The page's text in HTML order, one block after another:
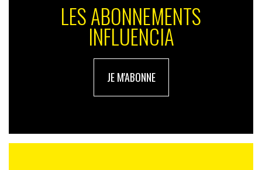
LES ABONNEMENTS
INFLUENCIA
JE M'ABONNE